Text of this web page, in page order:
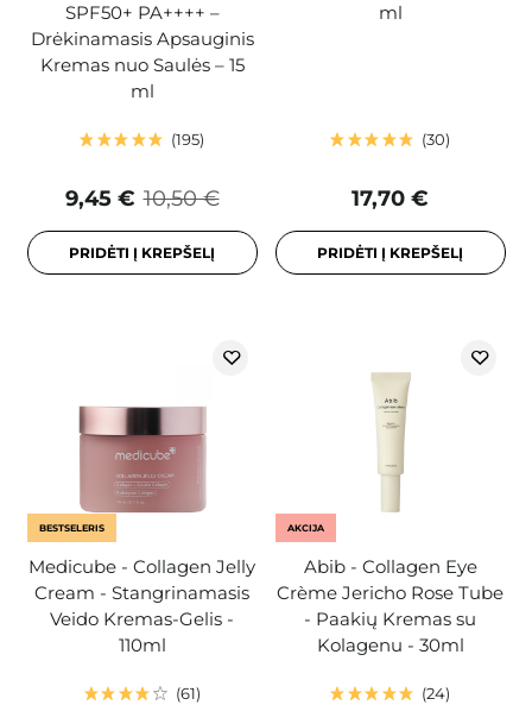
SPF50+ PA++++ –
Drėkinamasis Apsauginis
Kremas nuo Saulės – 15
ml
195
10,50 €
9,45 €
PRIDĖTI Į KREPŠELĮ
ml
30
17,70 €
PRIDĖTI Į KREPŠELĮ
BESTSELERIS
Medicube - Collagen Jelly
Cream - Stangrinamasis
Veido Kremas-Gelis -
110ml
61
AKCIJA
Abib - Collagen Eye
Crème Jericho Rose Tube
- Paakių Kremas su
Kolagenu - 30ml
24